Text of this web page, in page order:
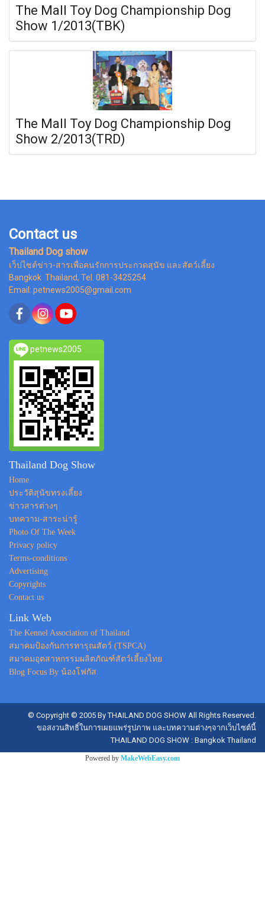
The Mall Toy Dog Championship Dog
Show 1/2013(TBK)
The Mall Toy Dog Championship Dog
Show 2/2013(TRD)
Contact us
Thailand Dog show
เว็ปไซต์ข่าว-สารเพื่อคนรักการประกวดสุนัข และสัตว์เลี้ยง
Bangkok Thailand, Tel. 081-3425254
Email: petnews2005@gmail.com
petnews2005
Thailand Dog Show
Home
ประวัติสุนัขทรงเลี้ยง
ข่าวสารต่างๆ
บทความ-สาระน่ารู้
Photo Of The Week
Privacy policy
Terms-conditions
Advertising
Copyrights
Contact us
Link Web
The Kennel Association of Thailand
สมาคมป้องกันการทารุณสัตว์ (TSPCA)
สมาคมอุตสาหกรรมผลิตภัณฑ์สัตว์เลี้ยงไทย
Blog Focus By น้องโฟกัส
© Copyright © 2005 By THAILAND DOG SHOW All Rights Reserved.
ขอสงวนสิทธิ์ในการเผยแพร่รูปภาพ และบทความต่างๆจากเว็บไซต์นี้
THAILAND DOG SHOW : Bangkok Thailand
Powered by MakeWebEasy.com